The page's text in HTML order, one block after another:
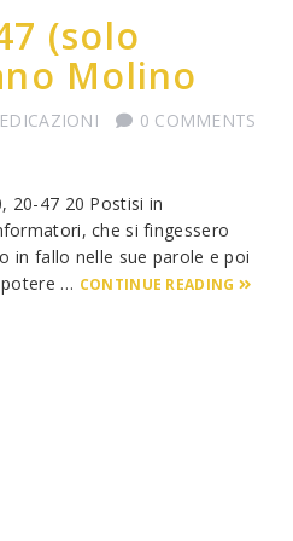
(solo
Molino
0 COMMENTS
20-47 20 Postisi in
che si fingessero
in fallo nelle sue parole e poi
potere … CONTINUE READING